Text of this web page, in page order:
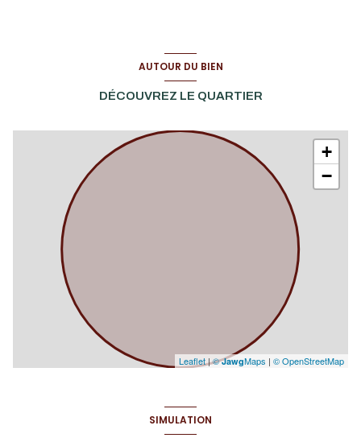
AUTOUR DU BIEN
DÉCOUVREZ LE QUARTIER
+
−
Leaflet|©JawgMaps | © OpenStreetMap
SIMULATION